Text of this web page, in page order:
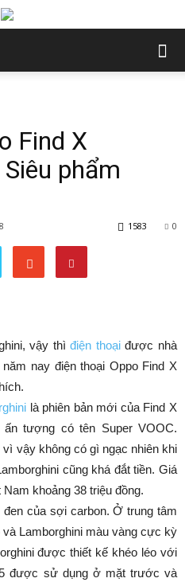
Find X
phẩm
0
1583
vậy thìđiện thoạiđược nhà
nay điện thoại Oppo Find X
là phiên bản mới của Find X
tượng có tên Super VOOC.
vậy không có gì ngạc nhiên khi
cũng khá đắt tiền. Giá
khoảng 38 triệu đồng.
đen của sợi carbon. Ở trung tâm
Lamborghini màu vàng cực kỳ
được thiết kế khéo léo với
được sử dụng ở mặt trước và